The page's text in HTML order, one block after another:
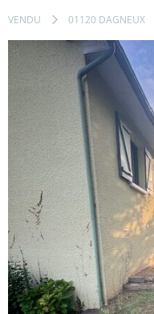
VENDU 01120 DAGNEUX